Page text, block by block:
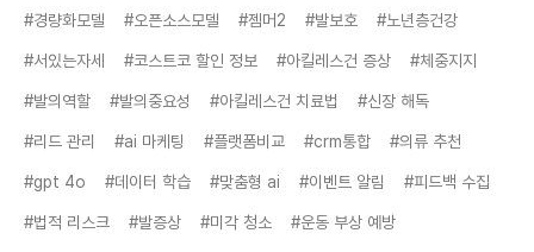
#경량화모델 #오픈소스모델 #젬머2 #발보호 #노년층건강
#서있는자세 #코스트코 할인 정보 #아킬레스건 증상 #체중지지
#발의역할 #발의중요성 #아킬레스건 치료법 #신장 해독
#리드 관리 #ai 마케팅 #플랫폼비교 #crm통합 #의류 추천
#gpt 4o #데이터 학습 #맞춤형 ai #이벤트 알림 #피드백 수집
#법적 리스크 #발증상 #미각 청소 #운동 부상 예방